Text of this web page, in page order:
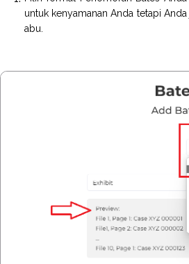
untuk kenyamanan Anda tetapi
abu.